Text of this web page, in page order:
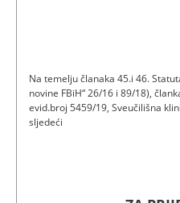
Na temelju članaka 45.i 46.
novine FBiH“ 26/16 i 89/18),
evid.broj 5459/19, Sveučilišna
sljedeći